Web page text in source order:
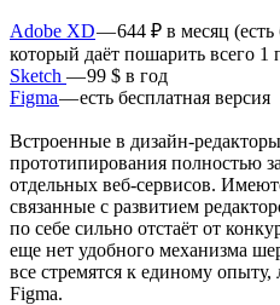
Adobe XD— 644 ₽ в месяц
который даёт пошарить всего 1
Sketch — 99 $ в год
Figma— есть бесплатная версия
Встроенные в дизайн-
прототипирования полностью
отдельных веб-сервисов.
связанные с развитием
по себе сильно отстаёт от
еще нет удобного механизма
все стремятся к единому
Figma.